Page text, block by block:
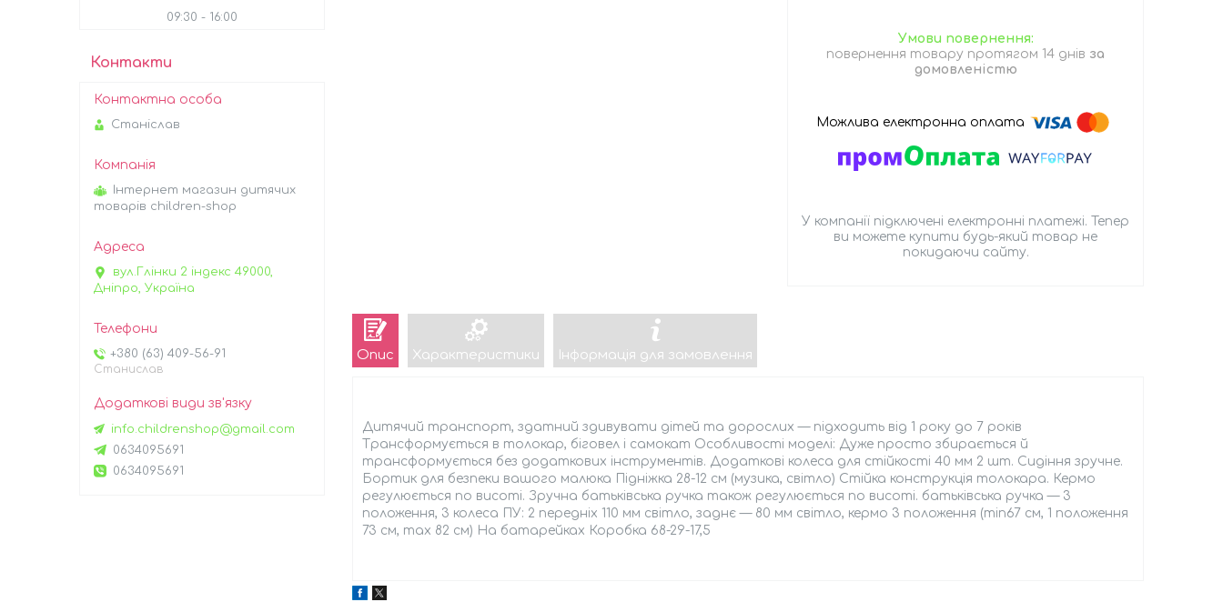
повернення товару протягом 14 днів за
домовленістю
У компанії підключені електронні платежі. Тепер
ви можете купити будь-який товар не
покидаючи сайту.
Опис Характеристики Інформація для замовлення
Дитячий транспорт, здатний здивувати дітей та дорослих — підходить від 1 року до 7 років
Трансформується в толокар, біговел і самокат Особливості моделі: Дуже просто збирається й
трансформується без додаткових інструментів. Додаткові колеса для стійкості 40 мм 2 шт. Сидіння зручне.
Бортик для безпеки вашого малюка Підніжка 28-12 см (музика, світло) Стійка конструкція толокара. Кермо
регулюється по висоті. Зручна батьківська ручка також регулюється по висоті. батьківська ручка — 3
положення, 3 колеса ПУ: 2 передніх 110 мм світло, заднє — 80 мм світло, кермо 3 положення (min67 см, 1 положення
73 см, max 82 см) На батарейках Коробка 68-29-17,5
09:30 16:00
Контакти
Станіслав
Інтернет магазин дитячих
товарів children-shop
вул.Глінки 2 індекс 49000,
Дніпро, Україна
+380 (63) 409-56-91
Станислав
info.childrenshop@gmail.com
0634095691
0634095691